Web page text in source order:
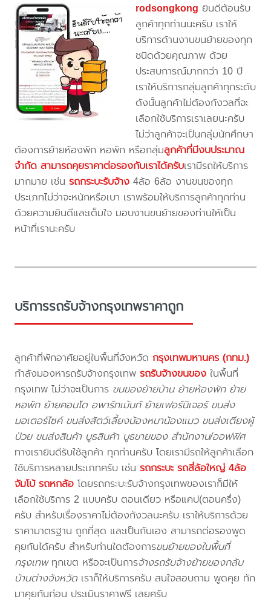
rodsongkong ยินดีต้อนรับ
ลูกค้าทุกท่านนะครับ เราให้
บริการด้านงานขนย้ายของทุก
ชนิดด้วยคุณภาพ ด้วย
ประสบการณ์มากกว่า 10 ปี
เราให้บริการกลุ่มลูกค้าทุกระดับ
ดังนั้นลูกค้าไม่ต้องกังวลที่จะ
เลือกใช้บริการเราเลยนะครับ
ไม่ว่าลูกค้าจะเป็นกลุ่มนักศึกษา
ต้องการย้ายห้องพัก หอพัก หรือกลุ่มลูกค้าที่มีงบประมาณ
จำกัด สามารถคุยราคาต่อรองกับเราได้ครับเรามีรถให้บริการ
มากมาย เช่นรถกระบะรับจ้าง 4ล้อ 6ล้อ งานขนของทุก
ประเภทไม่ว่าจะหนักหรือเบา เราพร้อมให้บริการลูกค้าทุกท่าน
ด้วยความยินดีและเต็มใจ มอบงานขนย้ายของท่านให้เป็น
หน้าที่เรานะครับ
บริการรถรับจ้างกรุงเทพราคาถูก
ลูกค้าที่พักอาศัยอยู่ในพื้นที่จังหวัด กรุงเทพมหานคร (กทม.)
กำลังมองหารถรับจ้างกรุงเทพรถรับจ้างขนของ ในพื้นที่
กรุงเทพ ไม่ว่าจะเป็นการ ขนของย้ายบ้าน ย้ายห้องพัก ย้าย
หอพัก ย้ายคอนโด อพาร์ทเม้นท์ ย้ายเฟอร์นิเจอร์ ขนส่ง
มอเตอร์ไซค์ ขนส่งสัตว์เลี้ยงน้องหมาน้องแมว ขนส่งเตียงผู้
ป่วย ขนส่งสินค้า บูธสินค้า บูธขายของ สำนักงาน/ออฟฟิศ
ทางเรายินดีรับใช้ลูกค้า ทุกท่านครับ โดยเรามีรถให้ลูกค้าเลือก
ใช้บริการหลายประเภทครับ เช่นรถกระบะ รถสี่ล้อใหญ่ 4ล้อ
จัมโบ้ รถหกล้อ โดยรถกระบะรับจ้างกรุงเทพของเราก็มีให้
เลือกใช้บริการ 2 แบบครับ ตอนเดียว หรือแคป(ตอนครึ่ง)
ครับ สำหรับเรื่องราคาไม่ต้องกังวลนะครับ เราให้บริการด้วย
ราคามาตรฐาน ถูกที่สุด และเป็นกันเอง สามารถต่อรองพูด
คุยกันได้ครับ สำหรับท่านใดต้องการขนย้ายของในพื้นที่
กรุงเทพทุกเขต หรือจะเป็นการจ้างรถรับจ้างย้ายของกลับ
บ้านต่างจังหวัด เราก็ให้บริการครับ สนใจสอบถาม พูดคุย ทัก
มาคุยกันก่อน ประเมินราคาฟรี เลยครับ